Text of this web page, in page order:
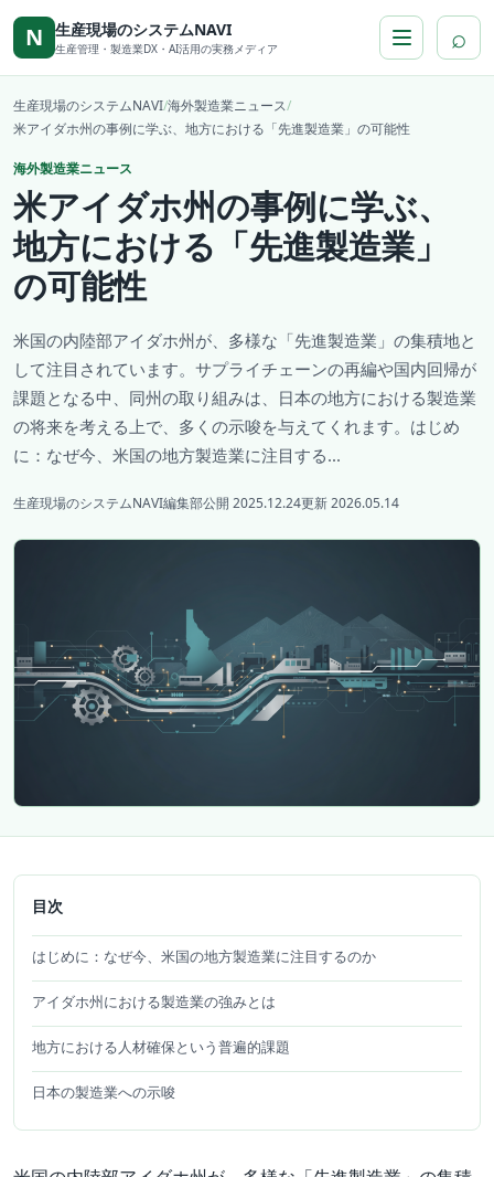
本文へ移動
N 生産現場のシステムNAVI
生産管理・製造業DX・AI活用の実務メディア ⌕
生産現場のシステムNAVI/海外製造業ニュース/
米アイダホ州の事例に学ぶ、地方における「先進製造業」の可能性
海外製造業ニュース
米アイダホ州の事例に学ぶ、
地方における「先進製造業」
の可能性
米国の内陸部アイダホ州が、多様な「先進製造業」の集積地と
して注目されています。サプライチェーンの再編や国内回帰が
課題となる中、同州の取り組みは、日本の地方における製造業
の将来を考える上で、多くの示唆を与えてくれます。はじめ
に：なぜ今、米国の地方製造業に注目する...
生産現場のシステムNAVI編集部公開 2025.12.24更新 2026.05.14
目次
はじめに：なぜ今、米国の地方製造業に注目するのか
アイダホ州における製造業の強みとは
地方における人材確保という普遍的課題
日本の製造業への示唆